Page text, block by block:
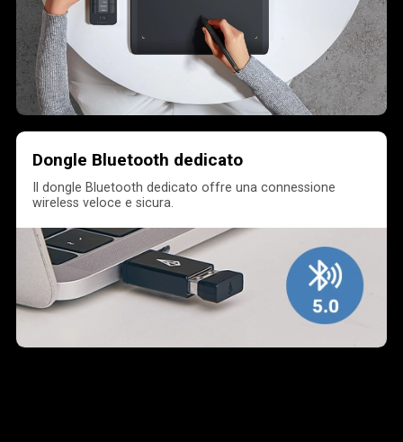
Dongle Bluetooth dedicato
Il dongle Bluetooth dedicato offre una connessione
wireless veloce e sicura.